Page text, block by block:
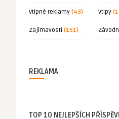
Vtipné reklamy (43) Vtipy
Zajímavosti (151)
REKLAMA
TOP 10 NEJLEPŠÍCH